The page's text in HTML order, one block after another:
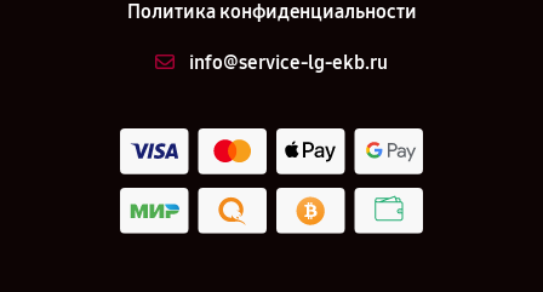
Политика конфиденциальности
info@service-lg-ekb.ru